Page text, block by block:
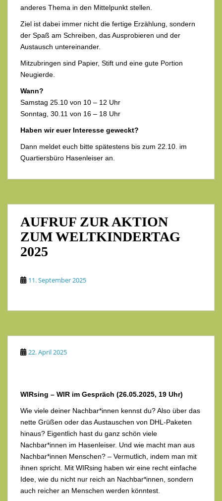
anderes Thema in den Mittelpunkt stellen.
Ziel ist dabei immer nicht die fertige Erzählung, sondern
der Spaß am Schreiben, das Ausprobieren und der
Austausch untereinander.
Mitzubringen sind Papier, Stift und eine gute Portion
Neugierde.
Wann?
Samstag 25.10 von 10 – 12 Uhr
Sonntag, 30.11 von 16 – 18 Uhr
Haben wir euer Interesse geweckt?
Dann meldet euch bitte spätestens bis zum 22.10. im
Quartiersbüro Hasenleiser an.
AUFRUF ZUR AKTION
ZUM WELTKINDERTAG
2025
11. September 2025
22. April 2025
WIRsing – WIR im Gespräch (26.05.2025, 19 Uhr)
Wie viele deiner Nachbar*innen kennst du? Also über das
nette Grüßen oder das Austauschen von DHL-Paketen
hinaus? Eigentlich hast du ganz schön viele
Nachbar*innen im Hasenleiser. Und wie macht man aus
Nachbar*innen Menschen? – Vermutlich, indem man mit
ihnen spricht. Mit WIRsing haben wir eine recht einfache
Idee, wie du nicht nur reich an Nachbar*innen, sondern
auch reicher an Menschen werden könntest.